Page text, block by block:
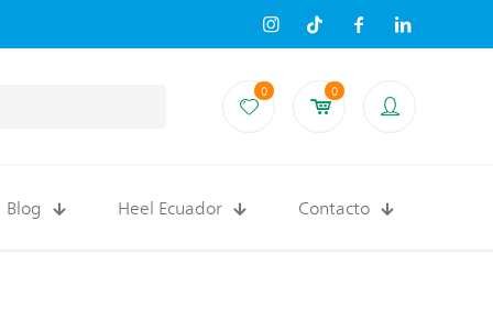
0 0
Blog Heel Ecuador Contacto